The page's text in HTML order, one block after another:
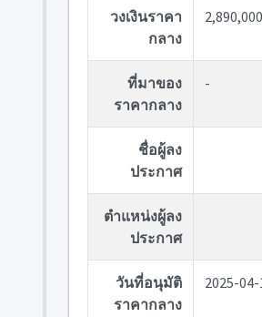
วงเงินราคา
กลาง
ที่มาของ
ราคากลาง
-
ชื่อผู้ลง
ประกาศ
ตำแหน่งผู้ลง
ประกาศ
วันที่อนุมัติ
ราคากลาง
2025-04-